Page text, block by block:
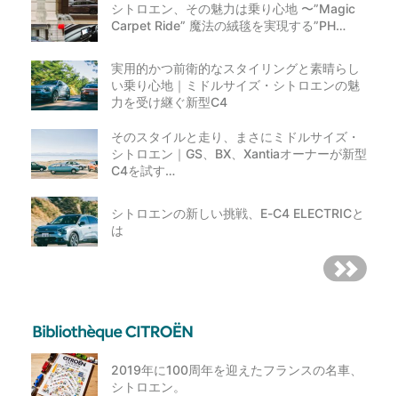
シトロエン、その魅力は乗り心地 〜”Magic
Carpet Ride” 魔法の絨毯を実現する”PH…
実用的かつ前衛的なスタイリングと素晴らし
い乗り心地｜ミドルサイズ・シトロエンの魅
力を受け継ぐ新型C4
そのスタイルと走り、まさにミドルサイズ・
シトロエン｜GS、BX、Xantiaオーナーが新型
C4を試す…
シトロエンの新しい挑戦、E-C4 ELECTRICと
は
2019年に100周年を迎えたフランスの名車、
シトロエン。